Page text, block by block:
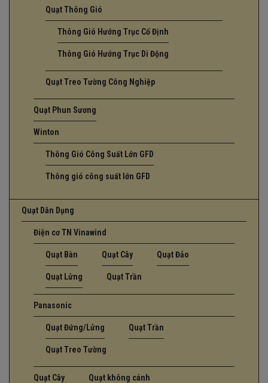
Quạt Thông Gió
Thông Gió Hướng Trục Cố Định
Thông Gió Hướng Trục Di Động
Quạt Treo Tường Công Nghiệp
Quạt Phun Sương
Winton
Thông Gió Công Suất Lớn GFD
Thông gió công suất lớn GFD
Quạt Dân Dụng
Điện cơ TN Vinawind
Quạt Bàn Quạt Cây Quạt Đảo
Quạt Lửng Quạt Trần
Panasonic
Quạt Đứng/Lửng Quạt Trần
Quạt Treo Tường
Quạt Cây Quạt không cánh